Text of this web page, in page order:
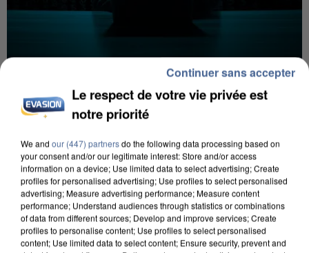
Les données de 300 000 clients dérobées à
Intermarché après une...
concernées.
Le respect de votre vie privée est
notre priorité
We and our (447) partnersdo the following data processing based on
your consent and/or our legitimate interest: Store and/or access
information on a device; Use limited data to select advertising; Create
profiles for personalised advertising; Use profiles to select personalised
advertising; Measure advertising performance; Measure content
performance; Understand audiences through statistics or combinations
of data from different sources; Develop and improve services; Create
profiles to personalise content; Use profiles to select personalised
content; Use limited data to select content; Ensure security, prevent and
Continuer sans accepter